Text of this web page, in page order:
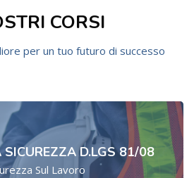
CORSI
per un tuo futuro di successo
SICUREZZA D.LGS 81/08
Sul Lavoro